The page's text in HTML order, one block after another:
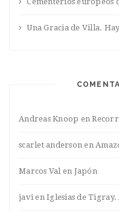
Una Gracia de Villa.
Andreas Knoop en
scarlet anderson en
Marcos Valen Japón
javienIglesias de Tigray.